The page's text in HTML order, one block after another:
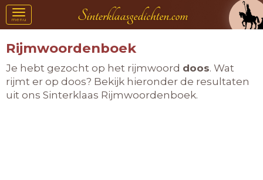
Toggle
navigation
menu
Rijmwoordenboek
Je hebt gezocht op het rijmwoord doos. Wat
rijmt er op doos? Bekijk hieronder de resultaten
uit ons Sinterklaas Rijmwoordenboek.